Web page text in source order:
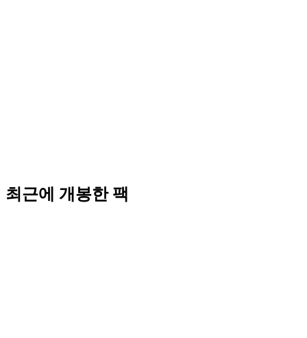
최근에 개봉한 팩